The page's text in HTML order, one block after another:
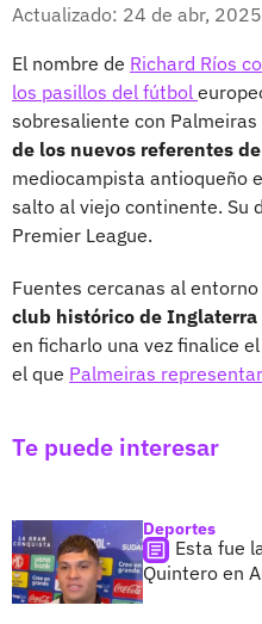
Actualizado: 24 de abr, 2025
El nombre de Richard Ríos
los pasillos del fútbol
sobresaliente con
de los nuevos referentes
mediocampista antioqueño
salto al viejo continente. Su
Premier League.
Fuentes cercanas al
club histórico de
en ficharlo una vez finalice
el que Palmeiras
Te puede interesar
Deportes
Esta fue
Quintero en